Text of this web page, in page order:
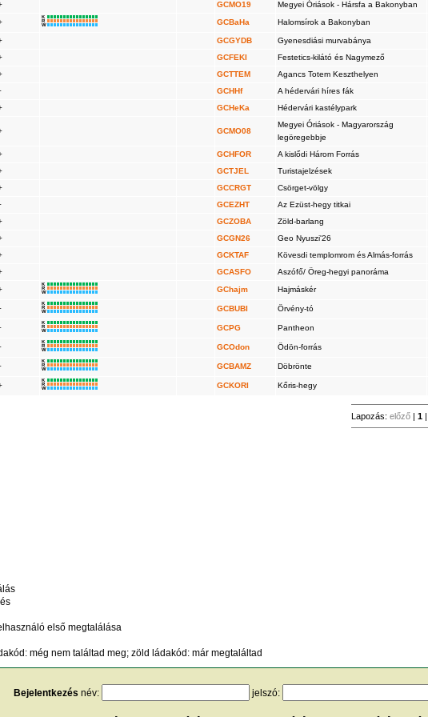
GCMO19 Megyei Óriások - Hársfa a Bakonyban
K
R
W
GCBaHa Halomsírok a Bakonyban
GCGYDB Gyenesdiási murvabánya
GCFEKI Festetics-kilátó és Nagymező
GCTTEM Agancs Totem Keszthelyen
GCHHf A hédervári híres fák
GCHeKa Hédervári kastélypark
GCMO08
Megyei Óriások - Magyarország
legöregebbje
GCHFOR A kislődi Három Forrás
GCTJEL Turistajelzések
GCCRGT Csörget-völgy
GCEZHT Az Ezüst-hegy titkai
GCZOBA Zöld-barlang
GCGN26 Geo Nyuszi'26
GCKTAF Kövesdi templomrom és Almás-forrás
GCASFO Aszófő/ Öreg-hegyi panoráma
K
R
W
GChajm Hajmáskér
K
R
W
GCBUBI Örvény-tó
K
R
W
GCPG Pantheon
K
R
W
GCOdon Ödön-forrás
K
R
W
GCBAMZ Döbrönte
K
R
W
GCKORI Kőris-hegy
Lapozás: előző | 1 |
első megtalálása
még nem találtad meg; zöld ládakód: már megtaláltad
Bejelentkezés név: jelszó: